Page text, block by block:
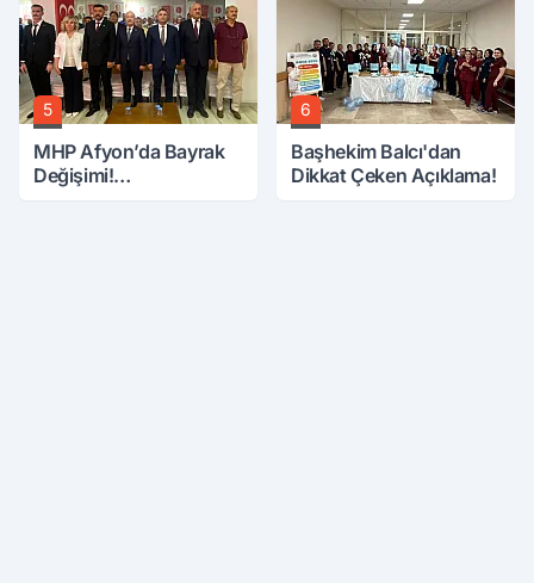
5
MHP Afyon’da Bayrak
Değişimi!
6
Başhekim Balcı'dan
Dikkat Çeken Açıklama!